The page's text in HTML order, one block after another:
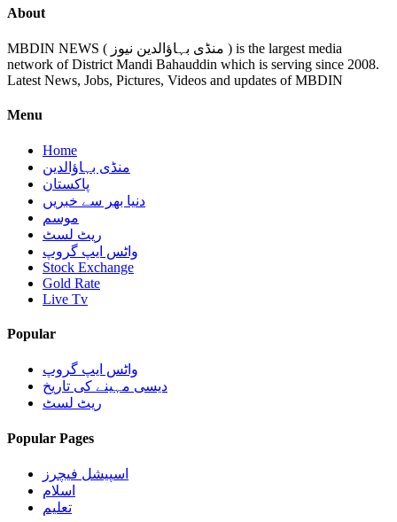
About
MBDIN NEWS ( منڈی بہاؤالدین نیوز ) is the largest media
network of District Mandi Bahauddin which is serving since 2008.
Latest News, Jobs, Pictures, Videos and updates of MBDIN
Menu
Home
منڈی بہاؤالدین
پاکستان
دنیا بھر سے خبریں
موسم
ریٹ لسٹ
واٹس ایپ گروپ
Stock Exchange
Gold Rate
Live Tv
Popular
واٹس ایپ گروپ
دیسی مہینے کی تاریخ
ریٹ لسٹ
Popular Pages
اسپیشل فیچرز
اسلام
تعلیم